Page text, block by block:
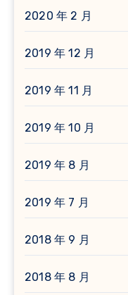
2020 年 2 月
2019 年 12 月
2019 年 11 月
2019 年 10 月
2019 年 8 月
2019 年 7 月
2018 年 9 月
2018 年 8 月